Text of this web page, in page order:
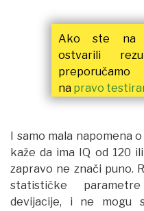
Ako ste na
ostvarili
na pravo
I samo mala napomena
kaže da ima IQ od 120
zapravo ne znači puno.
statističke
devijacije, i ne mogu